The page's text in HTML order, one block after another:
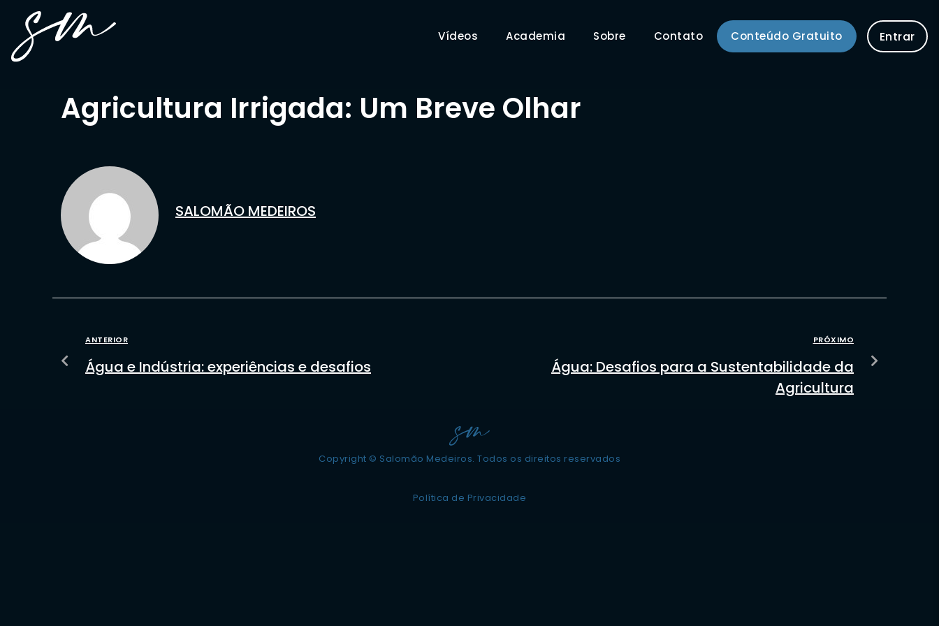
Vídeos Academia Sobre Contato Conteúdo Gratuito Entrar
Agricultura Irrigada: Um Breve Olhar
SALOMÃO MEDEIROS
ANTERIOR
Água e Indústria: experiências e desafios
PRÓXIMO
Água: Desafios para a Sustentabilidade da
Agricultura
Copyright © Salomão Medeiros. Todos os direitos reservados
Política de Privacidade